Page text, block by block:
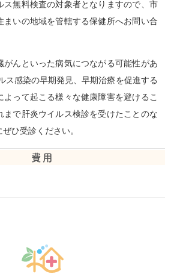
ス無料検査の対象者となりますので、市
まいの地域を管轄する保健所へお問い合
がんといった病気につながる可能性があ
ス感染の早期発見、早期治療を促進する
よって起こる様々な健康障害を避けるこ
まで肝炎ウイルス検診を受けたことのな
ひ受診ください。
費用